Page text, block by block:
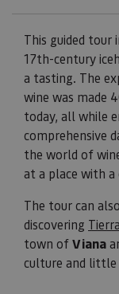
This guided tour
17th-century
a tasting. The
wine was made
today, all while
comprehensive
the world of
at a place with
The tour can
discovering
town ofViana
culture and little